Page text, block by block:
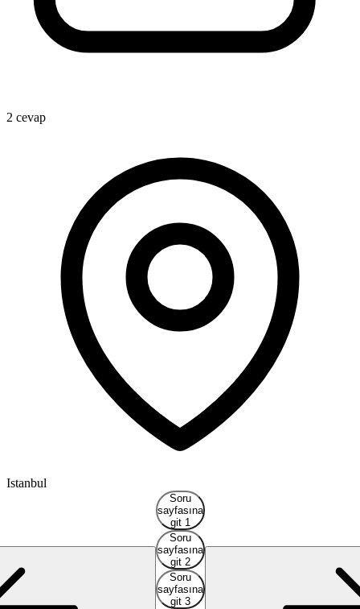
2 cevap
Istanbul
Soru
sayfasına
git 1
Soru
sayfasına
git 2
Soru
sayfasına
git 3